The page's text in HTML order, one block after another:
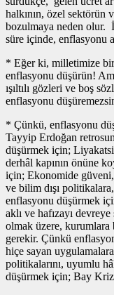
halkının, özel sektörün
bozulmaya neden olur.
süre içinde, enflasyonu
* Eğer ki, milletimize
enflasyonu düşürün!
ışıltılı gözleri ve boş
enflasyonu
* Çünkü, enflasyonu
Tayyip Erdoğan
düşürmek için;
derhâl kapının önüne
için; Ekonomide
ve bilim dışı
enflasyonu düşürmek
aklı ve hafızayı
olmak üzere, kurumlara
gerekir. Çünkü
hiçe sayan
politikalarını, uyumlu
düşürmek için; Bay